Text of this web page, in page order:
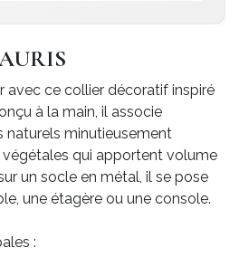
avec ce collier décoratif inspiré
à la main, il associe
naturels minutieusement
végétales qui apportent volume
un socle en métal, il se pose
une étagère ou une console.
: